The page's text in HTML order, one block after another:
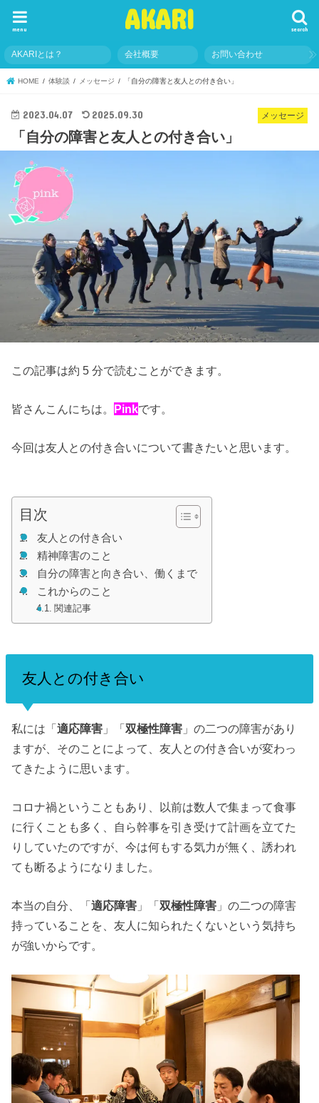
AKARI search
menu
AKARIとは？ 会社概要 お問い合わせ
HOME 体験談 メッセージ 「自分の障害と友人との付き合い」
メッセージ
2023.04.07 2025.09.30
「自分の障害と友人との付き合い」
この記事は約 5 分で読むことができます。
皆さんこんにちは。 Pinkです。
今回は友人との付き合いについて書きたいと思います。
目次
友人との付き合い
精神障害のこと
自分の障害と向き合い、働くまで
これからのこと
関連記事
友人との付き合い
私には「適応障害 」「双極性障害 」の二つの障害があり
ますが、そのことによって、友人との付き合いが変わっ
てきたように思います。
コロナ禍ということもあり、以前は数人で集まって食事
に行くことも多く、自ら幹事を引き受けて計画を立てた
りしていたのですが、今は何もする気力が無く、誘われ
ても断るようになりました。
本当の自分、 「適応障害 」「双極性障害 」の二つの障害
持っていること を、友人に知られたくないという気持ち
が強いからです。